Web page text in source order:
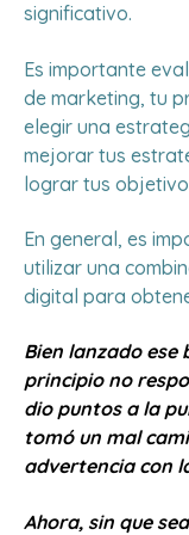
significativo.
Es importante
de marketing, tu
elegir una
mejorar tus
lograr tus
En general, es
utilizar una
digital para
Bien lanzado ese
principio no
dio puntos a la
tomó un mal
advertencia con
Ahora, sin que